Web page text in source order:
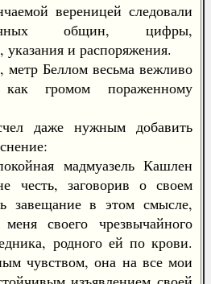
вереницей следовали
общин, цифры,
и распоряжения.
Беллом весьма вежливо
громом пораженному
нужным добавить
мадмуазель Кашлен
честь, заговорив о своем
завещание в этом смысле,
своего чрезвычайного
родного ей по крови.
чувством, она на все мои